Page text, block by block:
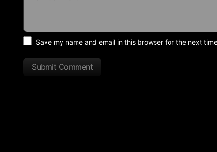
Save my name and email in this browser for the next
Submit Comment